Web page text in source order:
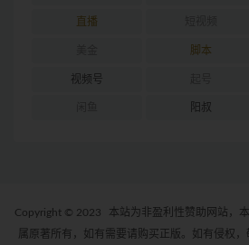
直播
脚本
视频号
阳叔
Copyright © 2023
本站为非盈利性赞助网站，
属原著所有，如有需要请购买正版。如有侵权